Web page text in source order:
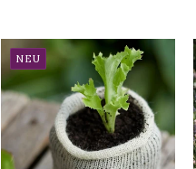
WOOL POTS –
ANZUCHTTÖPFE AUS
SCHAFWOLLE (10
NEU